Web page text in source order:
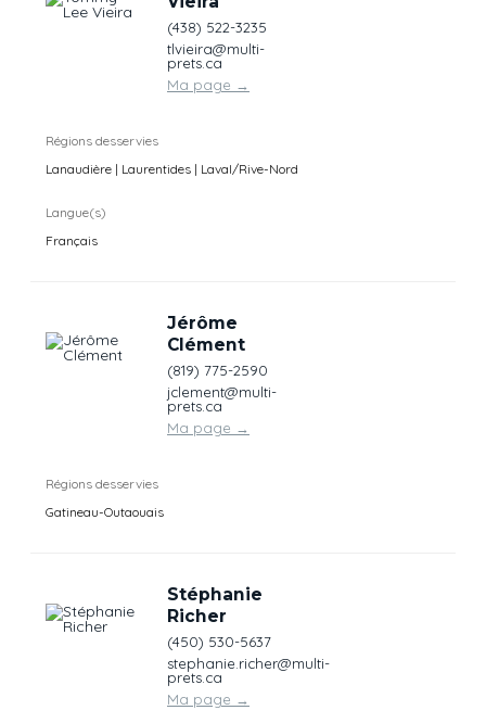
(438) 522-3235
tlvieira@multi-
prets.ca
Ma page →
Régions desservies
Lanaudière | Laurentides | Laval/Rive-Nord
Langue(s)
Français
Jérôme
Clément
(819) 775-2590
jclement@multi-
prets.ca
Ma page →
Régions desservies
Gatineau-Outaouais
Stéphanie
Richer
(450) 530-5637
stephanie.richer@multi-
prets.ca
Ma page →